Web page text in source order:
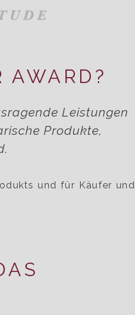
AWARD?
Leistungen
Produkte,
und für Käufer und